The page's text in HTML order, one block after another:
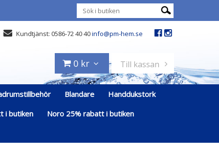
Kundtjänst: 0586-72 40 40info@pm-hem.se
0 kr Till kassan
Blandare
Handdukstork
i butiken
Noro 25% rabatt i butiken